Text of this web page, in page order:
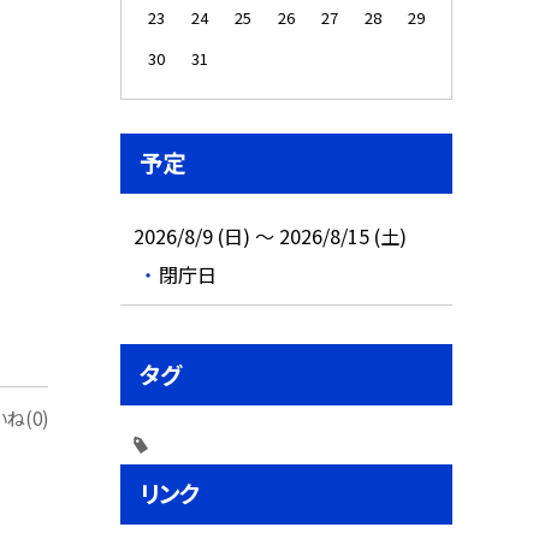
ね(0)
23 24 25 26 27 28
29
30
31
予定
2026/8/9 (日) ～ 2026/8/15 (土)
閉庁日
タグ
リンク